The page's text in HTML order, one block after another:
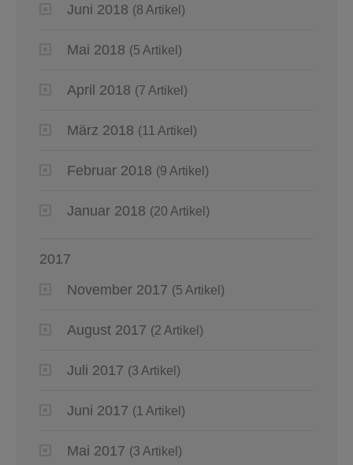
Juni 2018 (8 Artikel)
Mai 2018 (5 Artikel)
April 2018 (7 Artikel)
März 2018 (11 Artikel)
Februar 2018 (9 Artikel)
Januar 2018 (20 Artikel)
2017
November 2017 (5 Artikel)
August 2017 (2 Artikel)
Juli 2017 (3 Artikel)
Juni 2017 (1 Artikel)
Mai 2017 (3 Artikel)